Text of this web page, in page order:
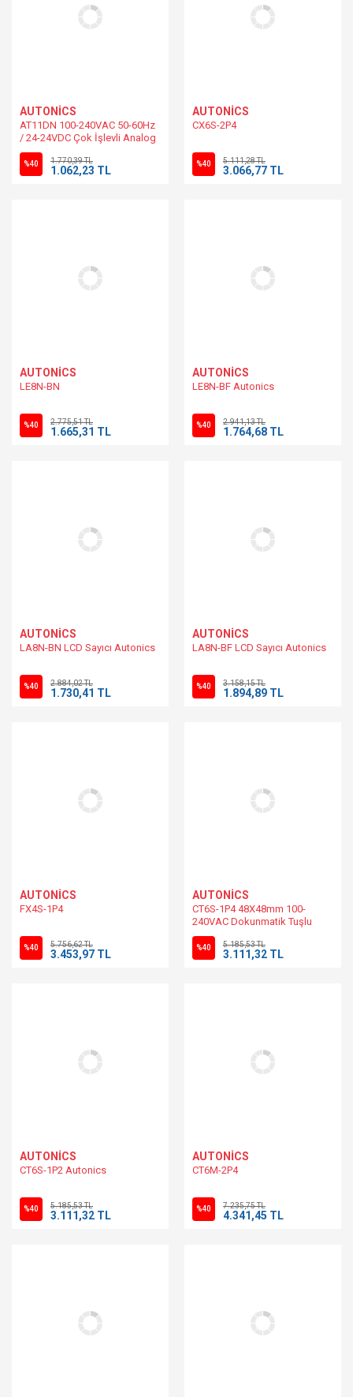
AUTONİCS
AT11DN 100-240VAC 50-60Hz
/ 24-24VDC Çok İşlevli Analog
Zamanlayıcı
%40 1.770,39 TL
1.062,23 TL
AUTONİCS
CX6S-2P4
%40 5.111,28 TL
3.066,77 TL
AUTONİCS
LE8N-BN
%40 2.775,51 TL
1.665,31 TL
AUTONİCS
LE8N-BF Autonics
%40 2.941,13 TL
1.764,68 TL
AUTONİCS
LA8N-BN LCD Sayıcı Autonics
%40 2.884,02 TL
1.730,41 TL
AUTONİCS
LA8N-BF LCD Sayıcı Autonics
%40 3.158,15 TL
1.894,89 TL
AUTONİCS
FX4S-1P4
%40 5.756,62 TL
3.453,97 TL
AUTONİCS
CT6S-1P4 48X48mm 100-
240VAC Dokunmatik Tuşlu
Sayıcı-Zamanlayıcı
%40 5.185,53 TL
3.111,32 TL
AUTONİCS
CT6S-1P2 Autonics
%40 5.185,53 TL
3.111,32 TL
AUTONİCS
CT6M-2P4
%40 7.235,75 TL
4.341,45 TL